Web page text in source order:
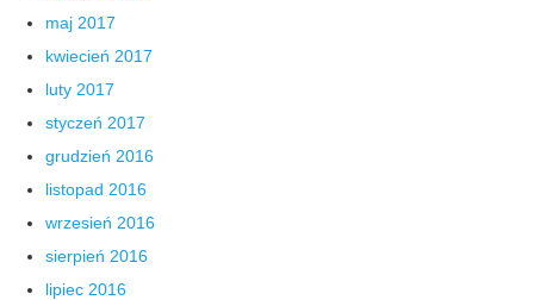
maj 2017
kwiecień 2017
luty 2017
styczeń 2017
grudzień 2016
listopad 2016
wrzesień 2016
sierpień 2016
lipiec 2016